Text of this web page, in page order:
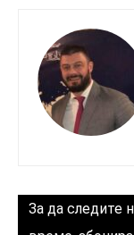
За да следите